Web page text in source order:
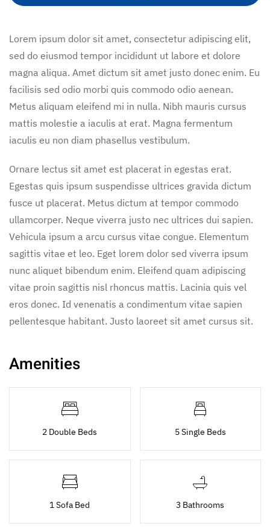
Lorem ipsum dolor sit amet, consectetur adipiscing elit,
sed do eiusmod tempor incididunt ut labore et dolore
magna aliqua. Amet dictum sit amet justo donec enim. Eu
facilisis sed odio morbi quis commodo odio aenean.
Metus aliquam eleifend mi in nulla. Nibh mauris cursus
mattis molestie a iaculis at erat. Magna fermentum
iaculis eu non diam phasellus vestibulum.
Ornare lectus sit amet est placerat in egestas erat.
Egestas quis ipsum suspendisse ultrices gravida dictum
fusce ut placerat. Metus dictum at tempor commodo
ullamcorper. Neque viverra justo nec ultrices dui sapien.
Vehicula ipsum a arcu cursus vitae congue. Elementum
sagittis vitae et leo. Eget lorem dolor sed viverra ipsum
nunc aliquet bibendum enim. Eleifend quam adipiscing
vitae proin sagittis nisl rhoncus mattis. Lacinia quis vel
eros donec. Id venenatis a condimentum vitae sapien
pellentesque habitant. Justo laoreet sit amet cursus sit.
Amenities
2 Double Beds 5 Single Beds
1 Sofa Bed 3 Bathrooms